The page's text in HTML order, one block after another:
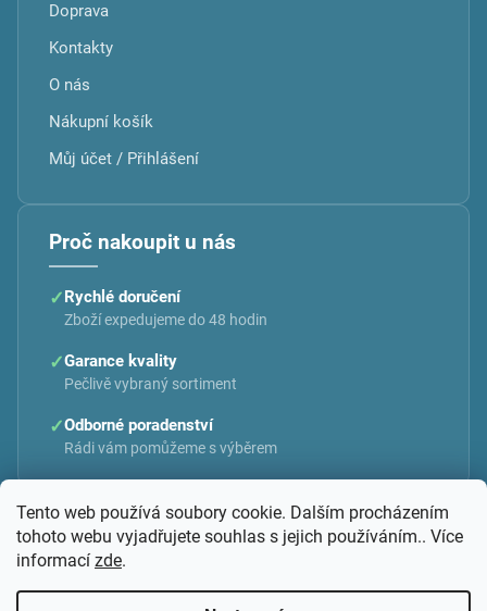
Tento web používá soubory cookie. Dalším procházením
tohoto webu vyjadřujete souhlas s jejich používáním.. Více
informací zde.
Doprava
Kontakty
O nás
Nákupní košík
Můj účet / Přihlášení
Proč nakoupit u nás
✓ Rychlé doručení
Zboží expedujeme do 48 hodin
✓Garance kvality
Pečlivě vybraný sortiment
✓Odborné poradenství
Rádi vám pomůžeme s výběrem